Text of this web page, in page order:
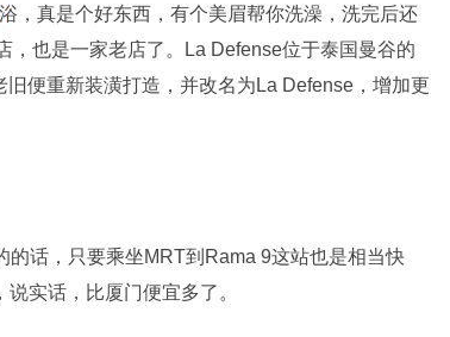
浴，真是个好东西，有个美眉帮你洗澡，洗完后还
，也是一家老店了。La Defense位于泰国曼谷的
旧便重新装潢打造，并改名为La Defense，增加更
话，只要乘坐MRT到Rama 9这站也是相当快
实话，比厦门便宜多了。